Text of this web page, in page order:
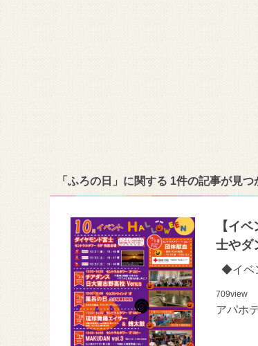
「ふろの日」に関する 1件の記事が見つ
【イ
士やダ
◆イベ
709view
アパホ